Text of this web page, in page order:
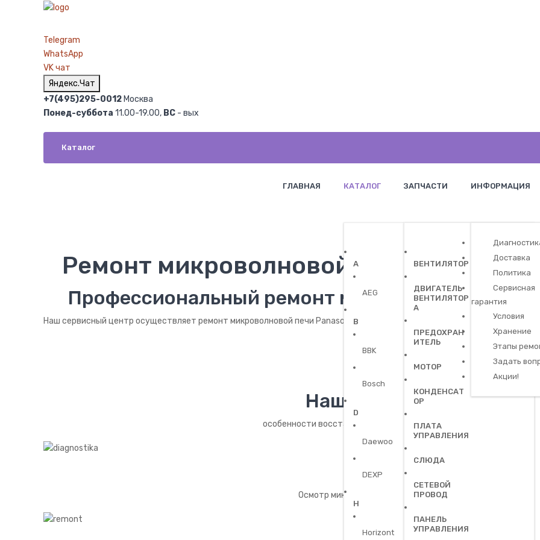
Telegram
WhatsApp
VK чат
Яндекс.Чат
+7(495)295-0012 Москва
Понед-суббота 11.00-19.00, ВС - вых
Каталог
ГЛАВНАЯ КАТАЛОГ
A
AEG
B
BBK
Bosch
D
Daewoo
DEXP
H
Horizont
ЗАПЧАСТИ
ВЕНТИЛЯТОР
ДВИГАТЕЛЬ
ВЕНТИЛЯТОР
А
ПРЕДОХРАН
ИТЕЛЬ
МОТОР
КОНДЕНСАТ
ОР
ПЛАТА
УПРАВЛЕНИЯ
СЛЮДА
СЕТЕВОЙ
ПРОВОД
ПАНЕЛЬ
УПРАВЛЕНИЯ
ИНФОРМАЦИЯ
Доставка
Политика
Сервисная
гарантия
Условия
Хранение
Этапы
Задать
Акции!
Ремонт микроволновой печи Panasonic
Профессиональный ремонт микроволновой
Наш сервисный центр осуществляет ремонт микроволновой печи Panasonic с гарантией на работу и запасные детали.
Наши преимущества
особенности восстановления печей Panasonic в техническом
Диагностика 0₽ сразу
Осмотр микроволновки на месте в течение 15 минут